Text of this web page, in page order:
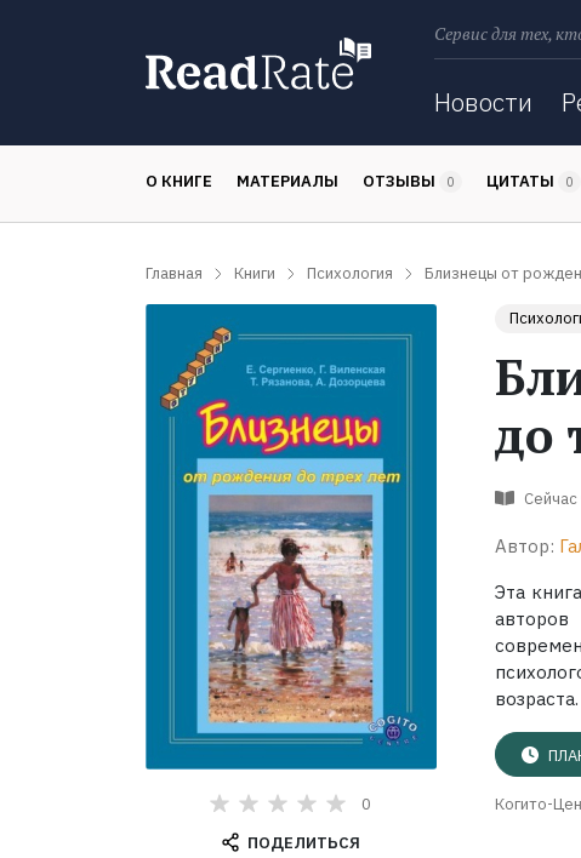
Сервис для тех,
Новости
О КНИГЕ МАТЕРИАЛЫ ОТЗЫВЫ 0 ЦИТАТЫ 0
Главная Книги Психология Близнецы от
0
ПОДЕЛИТЬСЯ
до
Автор:
Эта
Когито-